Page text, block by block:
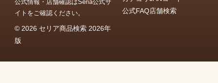
公式情報・店舗確認はSeria公式サ
イトをご確認ください。
© 2026 セリア商品検索 2026年
版
公式FAQ店舗検索